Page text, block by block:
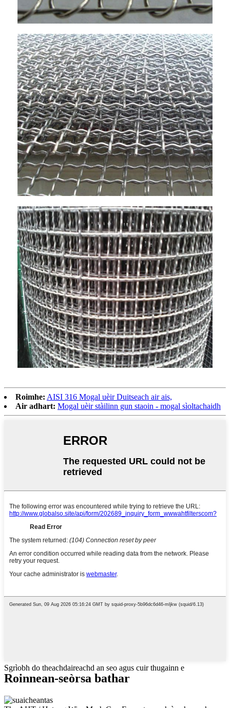
Roimhe: AISI 316 Mogal uèir Duitseach air ais,
Air adhart: Mogal uèir stàilinn gun staoin - mogal sìoltachaidh
Sgrìobh do theachdaireachd an seo agus cuir thugainn e
Roinnean-seòrsa bathar